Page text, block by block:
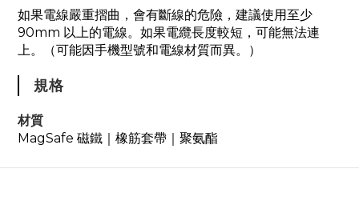
如果電線嚴重摺曲，會有斷線的危險，建議使用至少
90mm 以上的電線。如果電纜長度較短，可能無法連
上。（可能因手機型號和電線材質而異。）
規格
材質
MagSafe 磁鐵｜橡筋套帶｜聚氨酯